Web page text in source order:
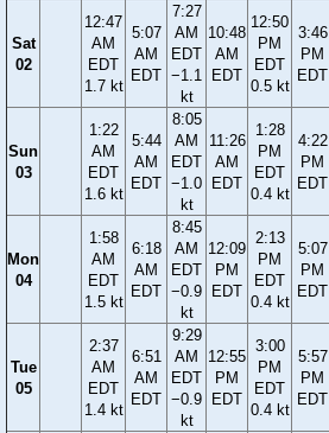
Sat
02
12:47
AM
EDT
1.7 kt
5:07
AM
EDT
7:27
AM
EDT
−1.1
kt
10:48
AM
EDT
12:50
PM
EDT
0.5 kt
3:46
PM
EDT
Sun
03
1:22
AM
EDT
1.6 kt
5:44
AM
EDT
8:05
AM
EDT
−1.0
kt
11:26
AM
EDT
1:28
PM
EDT
0.4 kt
4:22
PM
EDT
Mon
04
1:58
AM
EDT
1.5 kt
6:18
AM
EDT
8:45
AM
EDT
−0.9
kt
12:09
PM
EDT
2:13
PM
EDT
0.4 kt
5:07
PM
EDT
Tue
05
2:37
AM
EDT
1.4 kt
6:51
AM
EDT
9:29
AM
EDT
−0.9
kt
12:55
PM
EDT
3:00
PM
EDT
0.4 kt
5:57
PM
EDT